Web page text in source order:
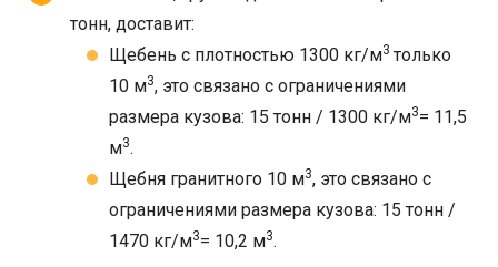
тонн, доставит:
Щебень с плотностью 1300 кг/м3 только
10 м3, это связано с ограничениями
размера кузова: 15 тонн / 1300 кг/м3= 11,5
м3.
Щебня гранитного 10 м3, это связано с
ограничениями размера кузова: 15 тонн /
1470 кг/м3= 10,2 м3.